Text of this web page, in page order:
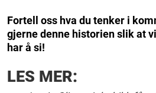
Fortell oss hva du tenker i
gjerne denne historien slik at
har å si!
LES MER: